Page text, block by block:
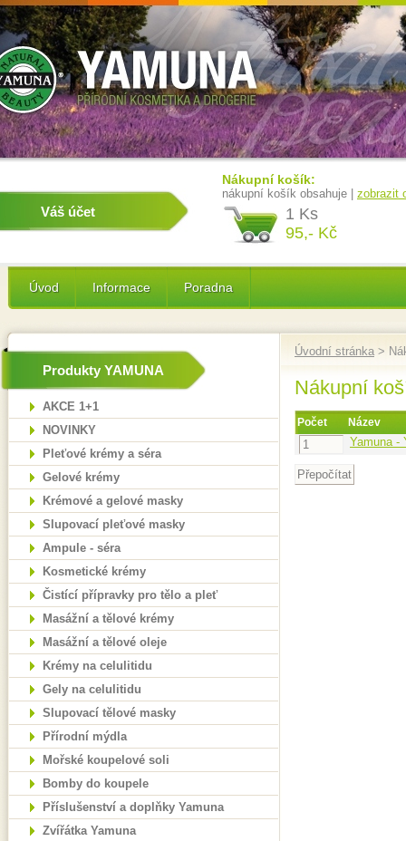
Váš účet
Nákupní košík:
nákupní košík obsahuje | zobrazit
1 Ks
95,- Kč
Úvod Informace Poradna
Produkty YAMUNA
AKCE 1+1
NOVINKY
Pleťové krémy a séra
Gelové krémy
Krémové a gelové masky
Slupovací pleťové masky
Ampule - séra
Kosmetické krémy
Čistící přípravky pro tělo a pleť
Masážní a tělové krémy
Masážní a tělové oleje
Krémy na celulitidu
Gely na celulitidu
Slupovací tělové masky
Přírodní mýdla
Mořské koupelové soli
Bomby do koupele
Příslušenství a doplňky Yamuna
Zvířátka Yamuna
Úvodní stránka >
Nákupní
Počet Název
Yamuna -